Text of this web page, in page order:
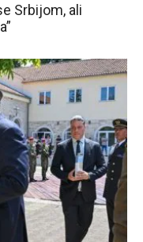
Srbijom, ali